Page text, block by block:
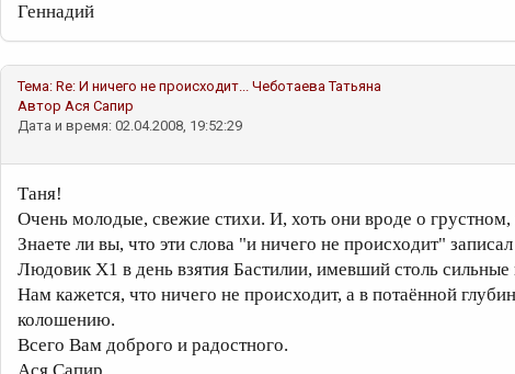
Геннадий
Тема: Re: И ничего не происходит... Чеботаева Татьяна
Автор Ася Сапир
Дата и время: 02.04.2008, 19:52:29
Таня!
Очень молодые, свежие стихи. И, хоть они вроде о
Знаете ли вы, что эти слова "и ничего не происходит"
Людовик Х1 в день взятия Бастилии, имевший столь
Нам кажется, что ничего не происходит, а в потаённой
колошению.
Всего Вам доброго и радостного.